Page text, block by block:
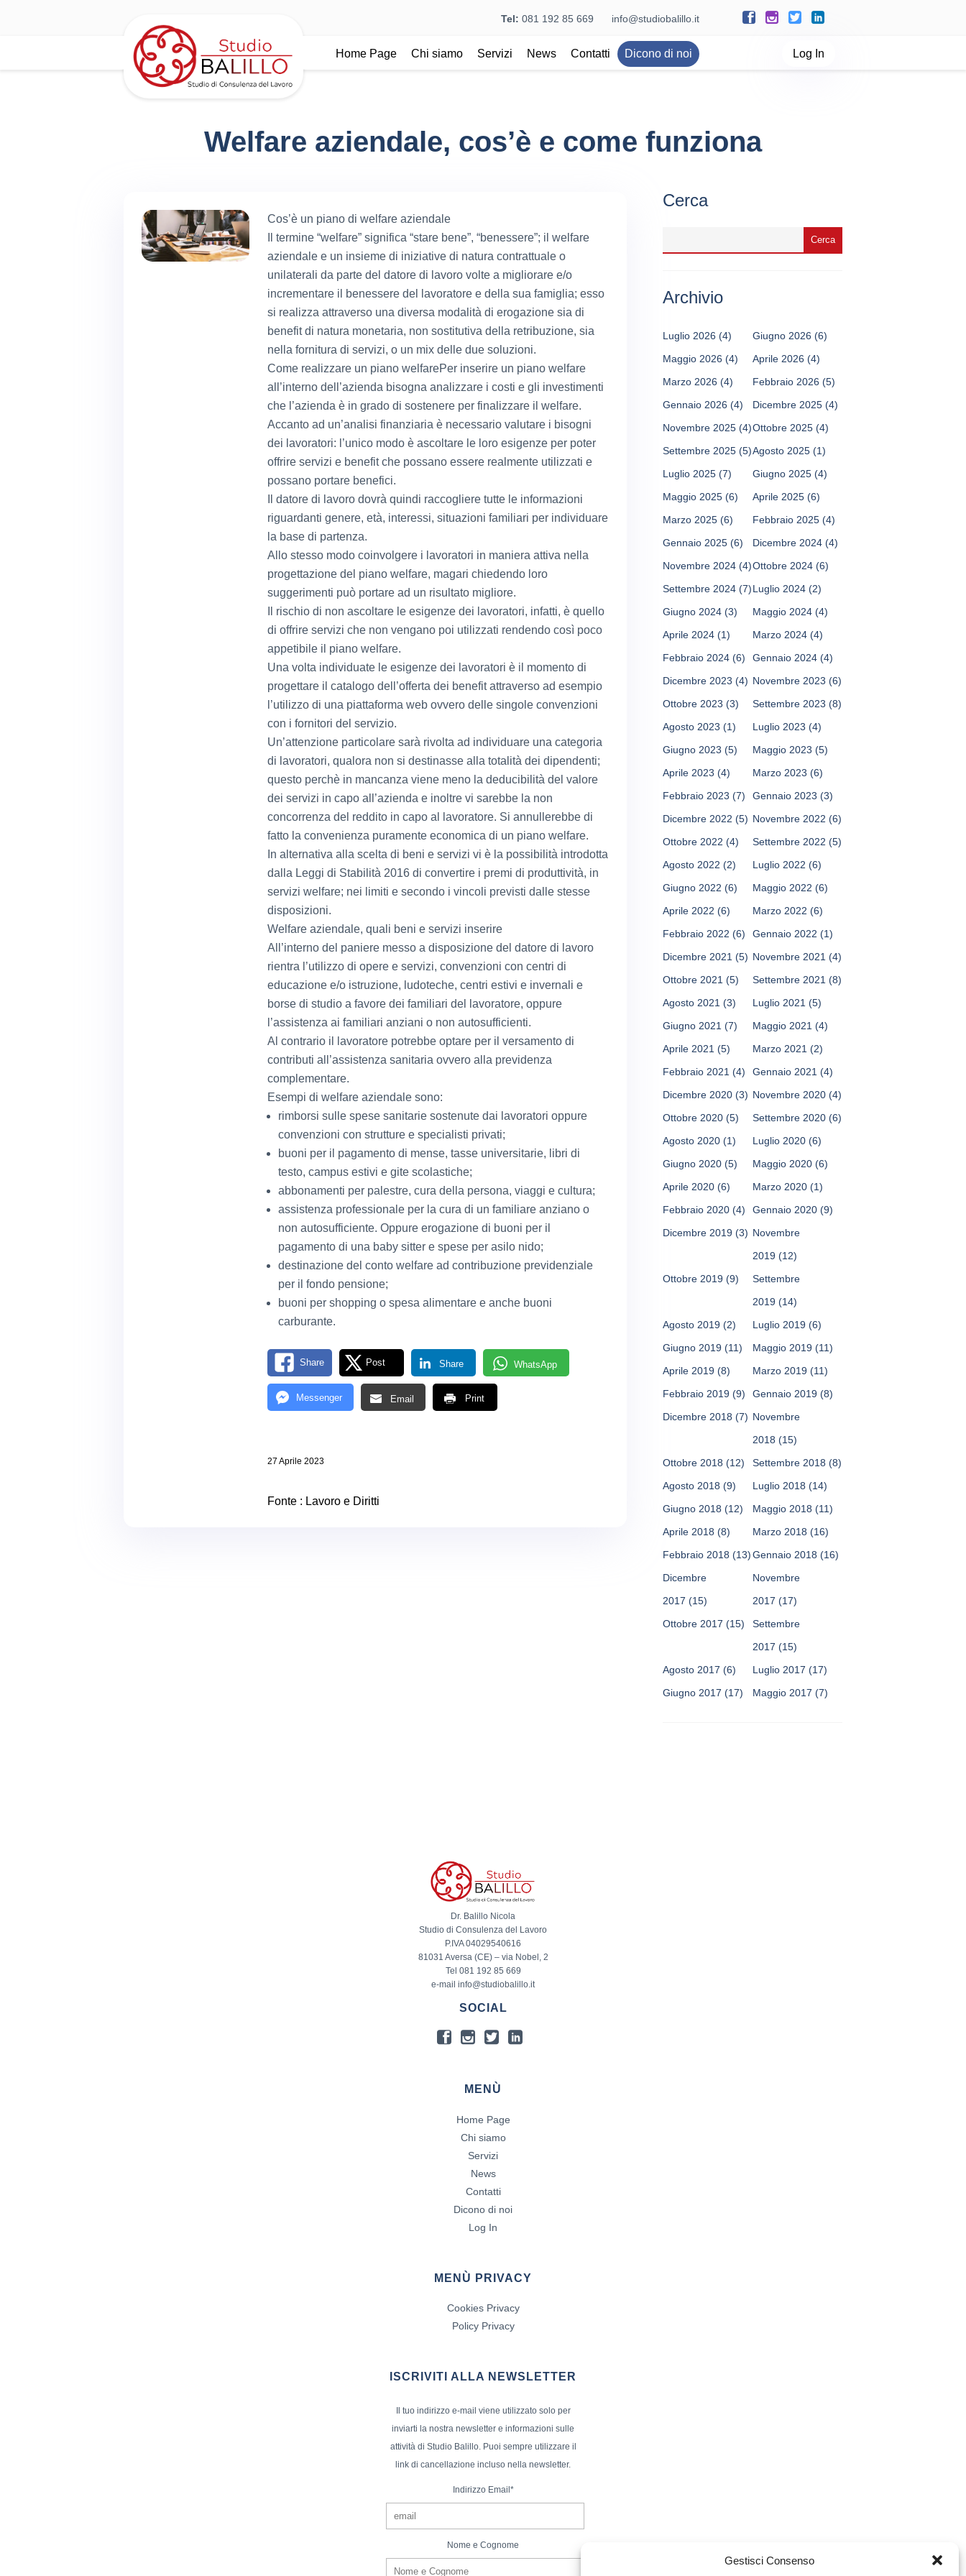
Gestisci Consenso
Tel: 081 192 85 669 info@studiobalillo.it
Home Page Chi siamo Servizi News Contatti Dicono di noi Log In
Welfare aziendale, cos’è e come funziona
Cos’è un piano di welfare aziendale
Il termine “welfare” significa “stare bene”, “benessere”; il welfare
aziendale e un insieme di iniziative di natura contrattuale o
unilaterali da parte del datore di lavoro volte a migliorare e/o
incrementare il benessere del lavoratore e della sua famiglia; esso
si realizza attraverso una diversa modalità di erogazione sia di
benefit di natura monetaria, non sostitutiva della retribuzione, sia
nella fornitura di servizi, o un mix delle due soluzioni.
Come realizzare un piano welfarePer inserire un piano welfare
all’interno dell’azienda bisogna analizzare i costi e gli investimenti
che l’azienda è in grado di sostenere per finalizzare il welfare.
Accanto ad un’analisi finanziaria è necessario valutare i bisogni
dei lavoratori: l’unico modo è ascoltare le loro esigenze per poter
offrire servizi e benefit che possano essere realmente utilizzati e
possano portare benefici.
Il datore di lavoro dovrà quindi raccogliere tutte le informazioni
riguardanti genere, età, interessi, situazioni familiari per individuare
la base di partenza.
Allo stesso modo coinvolgere i lavoratori in maniera attiva nella
progettazione del piano welfare, magari chiedendo loro
suggerimenti può portare ad un risultato migliore.
Il rischio di non ascoltare le esigenze dei lavoratori, infatti, è quello
di offrire servizi che non vengano poi utilizzati rendendo così poco
appetibile il piano welfare.
Una volta individuate le esigenze dei lavoratori è il momento di
progettare il catalogo dell’offerta dei benefit attraverso ad esempio
l’utilizzo di una piattaforma web ovvero delle singole convenzioni
con i fornitori del servizio.
Un’attenzione particolare sarà rivolta ad individuare una categoria
di lavoratori, qualora non si destinasse alla totalità dei dipendenti;
questo perchè in mancanza viene meno la deducibilità del valore
dei servizi in capo all’azienda e inoltre vi sarebbe la non
concorrenza del reddito in capo al lavoratore. Si annullerebbe di
fatto la convenienza puramente economica di un piano welfare.
In alternativa alla scelta di beni e servizi vi è la possibilità introdotta
dalla Leggi di Stabilità 2016 di convertire i premi di produttività, in
servizi welfare; nei limiti e secondo i vincoli previsti dalle stesse
disposizioni.
Welfare aziendale, quali beni e servizi inserire
All’interno del paniere messo a disposizione del datore di lavoro
rientra l’utilizzo di opere e servizi, convenzioni con centri di
educazione e/o istruzione, ludoteche, centri estivi e invernali e
borse di studio a favore dei familiari del lavoratore, oppure
l’assistenza ai familiari anziani o non autosufficienti.
Al contrario il lavoratore potrebbe optare per il versamento di
contributi all’assistenza sanitaria ovvero alla previdenza
complementare.
Esempi di welfare aziendale sono:
rimborsi sulle spese sanitarie sostenute dai lavoratori oppure
convenzioni con strutture e specialisti privati;
buoni per il pagamento di mense, tasse universitarie, libri di
testo, campus estivi e gite scolastiche;
abbonamenti per palestre, cura della persona, viaggi e cultura;
assistenza professionale per la cura di un familiare anziano o
non autosufficiente. Oppure erogazione di buoni per il
pagamento di una baby sitter e spese per asilo nido;
destinazione del conto welfare ad contribuzione previdenziale
per il fondo pensione;
buoni per shopping o spesa alimentare e anche buoni
carburante.
Share Post Share WhatsApp
Messenger Email Print
27 Aprile 2023
Fonte : Lavoro e Diritti
Cerca
Archivio
Luglio 2026 (4) Giugno 2026 (6)
Maggio 2026 (4) Aprile 2026 (4)
Marzo 2026 (4) Febbraio 2026 (5)
Gennaio 2026 (4) Dicembre 2025 (4)
Novembre 2025 (4)Ottobre 2025 (4)
Settembre 2025 (5)Agosto 2025 (1)
Luglio 2025 (7) Giugno 2025 (4)
Maggio 2025 (6) Aprile 2025 (6)
Marzo 2025 (6) Febbraio 2025 (4)
Gennaio 2025 (6) Dicembre 2024 (4)
Novembre 2024 (4)Ottobre 2024 (6)
Settembre 2024 (7)Luglio 2024 (2)
Giugno 2024 (3) Maggio 2024 (4)
Aprile 2024 (1) Marzo 2024 (4)
Febbraio 2024 (6) Gennaio 2024 (4)
Dicembre 2023 (4) Novembre 2023 (6)
Ottobre 2023 (3) Settembre 2023 (8)
Agosto 2023 (1) Luglio 2023 (4)
Giugno 2023 (5) Maggio 2023 (5)
Aprile 2023 (4) Marzo 2023 (6)
Febbraio 2023 (7) Gennaio 2023 (3)
Dicembre 2022 (5) Novembre 2022 (6)
Ottobre 2022 (4) Settembre 2022 (5)
Agosto 2022 (2) Luglio 2022 (6)
Giugno 2022 (6) Maggio 2022 (6)
Aprile 2022 (6) Marzo 2022 (6)
Febbraio 2022 (6) Gennaio 2022 (1)
Dicembre 2021 (5) Novembre 2021 (4)
Ottobre 2021 (5) Settembre 2021 (8)
Agosto 2021 (3) Luglio 2021 (5)
Giugno 2021 (7) Maggio 2021 (4)
Aprile 2021 (5) Marzo 2021 (2)
Febbraio 2021 (4) Gennaio 2021 (4)
Dicembre 2020 (3) Novembre 2020 (4)
Ottobre 2020 (5) Settembre 2020 (6)
Agosto 2020 (1) Luglio 2020 (6)
Giugno 2020 (5) Maggio 2020 (6)
Aprile 2020 (6) Marzo 2020 (1)
Febbraio 2020 (4) Gennaio 2020 (9)
Dicembre 2019 (3) Novembre
2019 (12)
Ottobre 2019 (9)
Settembre
2019 (14)
Agosto 2019 (2) Luglio 2019 (6)
Giugno 2019 (11) Maggio 2019 (11)
Aprile 2019 (8) Marzo 2019 (11)
Febbraio 2019 (9) Gennaio 2019 (8)
Dicembre 2018 (7) Novembre
2018 (15)
Ottobre 2018 (12) Settembre 2018 (8)
Agosto 2018 (9) Luglio 2018 (14)
Giugno 2018 (12) Maggio 2018 (11)
Aprile 2018 (8) Marzo 2018 (16)
Febbraio 2018 (13)Gennaio 2018 (16)
Dicembre
2017 (15)
Novembre
2017 (17)
Ottobre 2017 (15)
Settembre
2017 (15)
Agosto 2017 (6) Luglio 2017 (17)
Giugno 2017 (17) Maggio 2017 (7)
Dr. Balillo Nicola
Studio di Consulenza del Lavoro
P.IVA 04029540616
81031 Aversa (CE) – via Nobel, 2
Tel 081 192 85 669
e-mail info@studiobalillo.it
SOCIAL
MENÙ
Home Page
Chi siamo
Servizi
News
Contatti
Dicono di noi
Log In
MENÙ PRIVACY
Cookies Privacy
Policy Privacy
ISCRIVITI ALLA NEWSLETTER
Il tuo indirizzo e-mail viene utilizzato solo per
inviarti la nostra newsletter e informazioni sulle
attività di Studio Balillo. Puoi sempre utilizzare il
link di cancellazione incluso nella newsletter.
Indirizzo Email*
Nome e Cognome